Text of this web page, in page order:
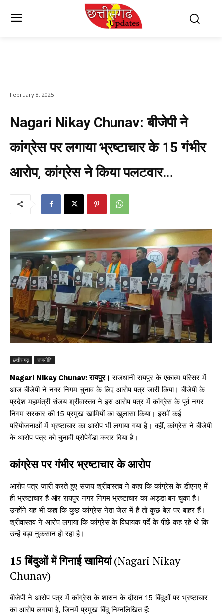
February 8, 2025
Nagari Nikay Chunav: बीजेपी ने
कांग्रेस पर लगाया भ्रष्टाचार के 15 गंभीर
आरोप, कांग्रेस ने किया पलटवार…
छत्तीसगढ़ राजनीति
Nagari Nikay Chunav: रायपुर। राजधानी रायपुर के एकात्म परिसर में
आज बीजेपी ने नगर निगम चुनाव के लिए आरोप पत्र जारी किया। बीजेपी के
प्रदेश महामंत्री संजय श्रीवास्तव ने इस आरोप पत्र में कांग्रेस के पूर्व नगर
निगम सरकार की 15 प्रमुख खामियों का खुलासा किया। इसमें कई
परियोजनाओं में भ्रष्टाचार का आरोप भी लगाया गया है। वहीं, कांग्रेस ने बीजेपी
के आरोप पत्र को चुनावी प्रोपेगेंडा करार दिया है।
कांग्रेस पर गंभीर भ्रष्टाचार के आरोप
आरोप पत्र जारी करते हुए संजय श्रीवास्तव ने कहा कि कांग्रेस के डीएनए में
ही भ्रष्टाचार है और रायपुर नगर निगम भ्रष्टाचार का अड्डा बन चुका है।
उन्होंने यह भी कहा कि कुछ कांग्रेस नेता जेल में हैं तो कुछ बेल पर बाहर हैं।
श्रीवास्तव ने आरोप लगाया कि कांग्रेस के विधायक पर्दे के पीछे कह रहे थे कि
उन्हें बड़ा नुकसान हो रहा है।
15 बिंदुओं में गिनाई खामियां(Nagari Nikay
Chunav)
बीजेपी ने आरोप पत्र में कांग्रेस के शासन के दौरान 15 बिंदुओं पर भ्रष्टाचार
का आरोप लगाया है, जिनमें प्रमुख बिंदु निम्नलिखित हैं: